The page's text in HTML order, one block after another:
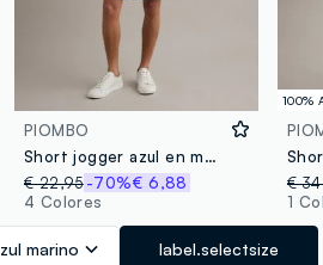
PIOMBO
Short jogger azul en mezcla de algodón con cordón, relaxed fit
€ 22,95-70%€ 6,88
4 Colores
marino label.selectsize
100%
€
1